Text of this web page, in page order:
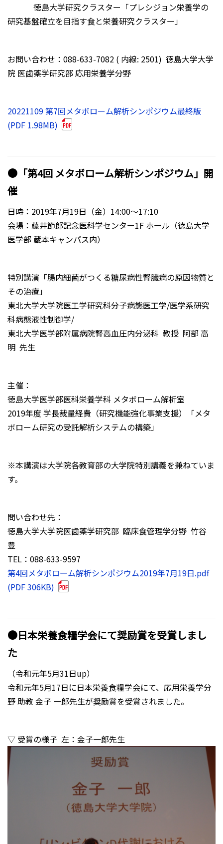
徳島大学研究クラスター「プレシジョン栄養学の
研究基盤確立を目指す食と栄養研究クラスター」
お問い合わせ：088-633-7082 ( 内線: 2501) 徳島大学大学
院 医歯薬学研究部 応用栄養学分野
20221109 第7回メタボローム解析シンポジウム最終版
(PDF 1.98MB)
●「第4回 メタボローム解析シンポジウム」開
催
日時：2019年7月19日（金）14:00～17:10
会場：藤井節郎記念医科学センター1F ホール（徳島大学
医学部 蔵本キャンパス内）
特別講演「腸内細菌がつくる糖尿病性腎臓病の原因物質と
その治療」
東北大学大学院医工学研究科分子病態医工学/医学系研究
科病態液性制御学/
東北大学医学部附属病院腎高血圧内分泌科 教授 阿部 高
明 先生
主催：
徳島大学医学部医科栄養学科 メタボローム解析室
2019年度 学長裁量経費（研究機能強化事業支援）「メタ
ボローム研究の受託解析システムの構築」
※本講演は大学院各教育部の大学院特別講義を兼ねていま
す。
問い合わせ先：
徳島大学大学院医歯薬学研究部 臨床食管理学分野 竹谷
豊
TEL：088-633-9597
第4回メタボローム解析シンポジウム2019年7月19日.pdf
(PDF 306KB)
●日本栄養食糧学会にて奨励賞を受賞しまし
た
（令和元年5月31日up）
令和元年5月17日に日本栄養食糧学会にて、応用栄養学分
野 助教 金子 一郎先生が奨励賞を受賞されました。
▽ 受賞の様子 左：金子一郎先生